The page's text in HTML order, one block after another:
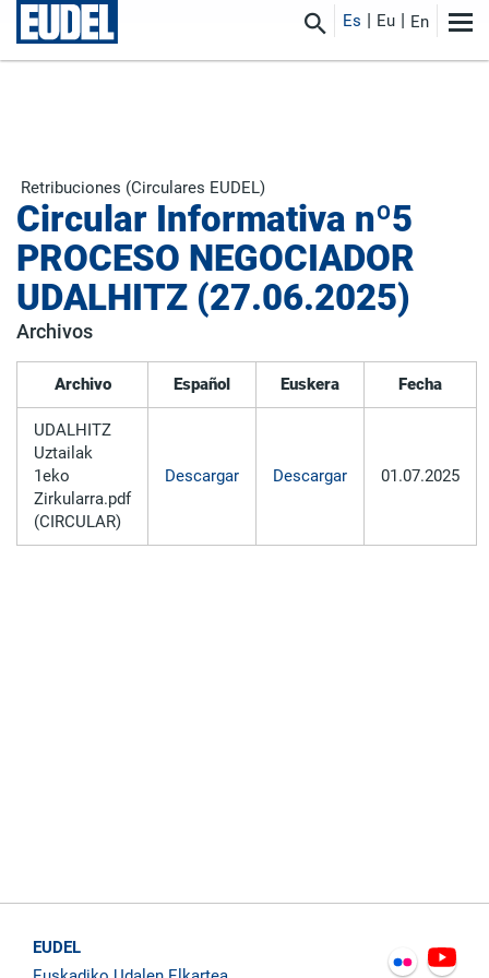
Es Eu En
Retribuciones (Circulares EUDEL)
Circular Informativa nº5
PROCESO NEGOCIADOR
UDALHITZ (27.06.2025)
Archivos
Archivo Español Euskera Fecha
UDALHITZ
Uztailak
1eko
Zirkularra.pdf
(CIRCULAR)
Descargar Descargar 01.07.2025
EUDEL